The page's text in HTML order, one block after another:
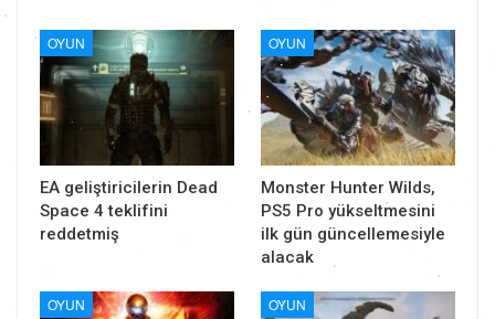
OYUN
EA geliştiricilerin Dead
Space 4 teklifini
reddetmiş
OYUN
Monster Hunter Wilds,
PS5 Pro yükseltmesini
ilk gün güncellemesiyle
alacak
OYUN OYUN